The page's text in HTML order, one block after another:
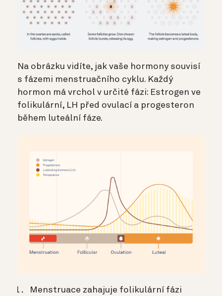
Na obrázku vidíte, jak vaše hormony souvisí
s fázemi menstruačního cyklu. Každý
hormon má vrchol v určité fázi: Estrogen ve
folikulární, LH před ovulací a progesteron
během luteální fáze.
Menstruace zahajuje folikulární fázi